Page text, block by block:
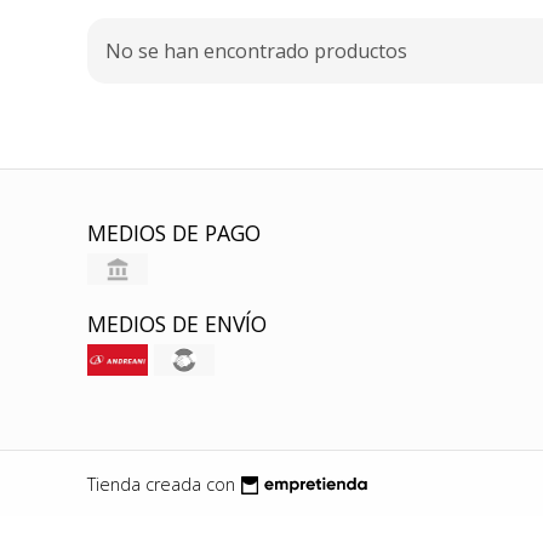
No se han encontrado productos
MEDIOS DE PAGO
MEDIOS DE ENVÍO
Tienda creada con